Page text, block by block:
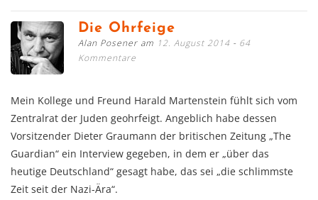
Die Ohrfeige
Alan Posener am 12. August 2014
64
Kommentare
Mein Kollege und Freund Harald Martenstein fühlt sich vom
Zentralrat der Juden geohrfeigt. Angeblich habe dessen
Vorsitzender Dieter Graumann der britischen Zeitung „The
Guardian“ ein Interview gegeben, in dem er „über das
heutige Deutschland“ gesagt habe, das sei „die schlimmste
Zeit seit der Nazi-Ära“.